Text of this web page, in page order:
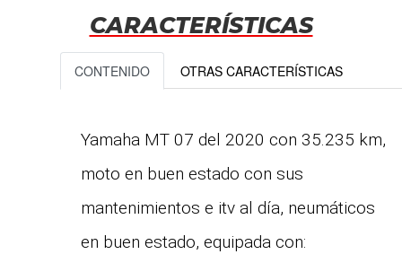
CARACTERÍSTICAS
CONTENIDO OTRAS CARACTERÍSTICAS
Yamaha MT 07 del 2020 con 35.235 km,
moto en buen estado con sus
mantenimientos e itv al día, neumáticos
en buen estado, equipada con: